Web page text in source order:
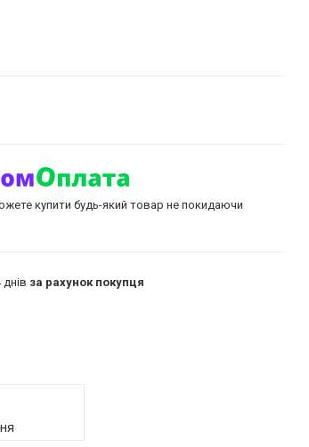
купити будь-який товар не покидаючи
за рахунок покупця